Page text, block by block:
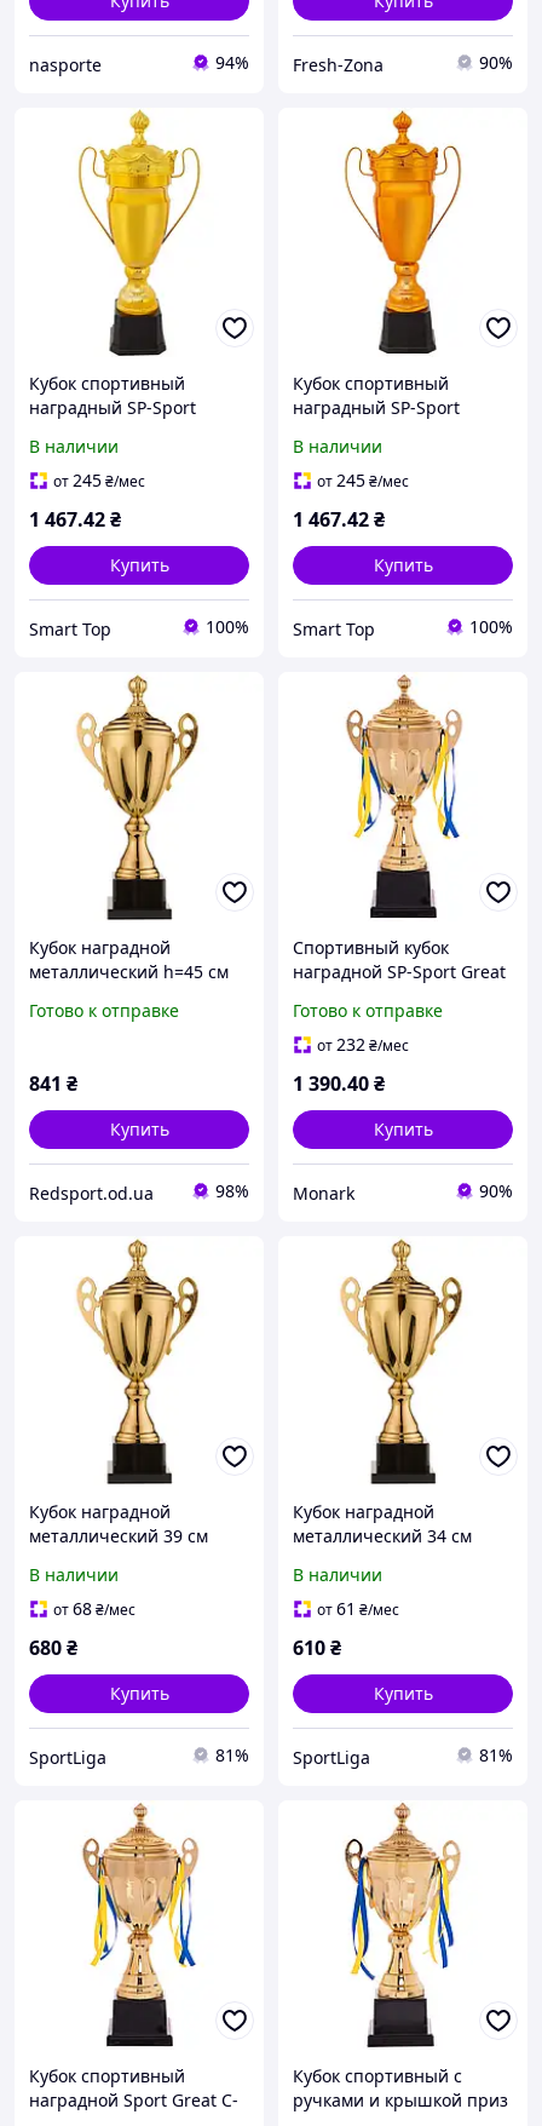
nasporte 94% Fresh-Zona 90%
Кубок спортивный
наградный SP-Sport
45см цвета в
ассортименте
В наличии
от245₴/мес
1 467.42₴
Купить
Smart Top 100%
Кубок спортивный
наградный SP-Sport
45см цвета в
ассортименте
В наличии
от245₴/мес
1 467.42₴
Купить
Smart Top 100%
Кубок наградной
металлический h=45 см
Готово к отправке
841 ₴
Купить
Redsport.od.ua 98%
Спортивный кубок
наградной SP-Sport Great
золотой для
соревнований
Готово к отправке
от232₴/мес
1 390.40₴
Купить
Monark 90%
Кубок наградной
металлический 39 см
В наличии
от68₴/мес
680₴
Купить
SportLiga 81%
Кубок наградной
металлический 34 см
В наличии
от61 ₴/мес
610₴
Купить
SportLiga 81%
Кубок спортивный
наградной Sport Great C-
Кубок спортивный с
ручками и крышкой приз